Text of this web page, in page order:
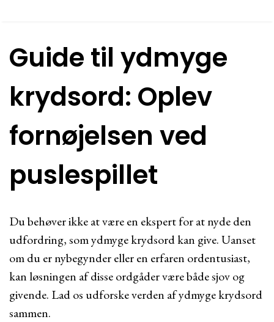
Guide til ydmyge
krydsord: Oplev
fornøjelsen ved
puslespillet
Du behøver ikke at være en ekspert for at nyde den
udfordring, som ydmyge krydsord kan give. Uanset
om du er nybegynder eller en erfaren ordentusiast,
kan løsningen af disse ordgåder være både sjov og
givende. Lad os udforske verden af ydmyge krydsord
sammen.